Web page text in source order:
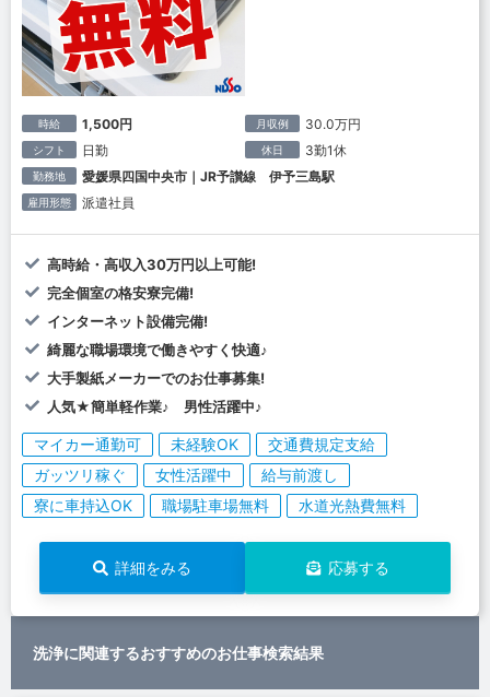
時給 1,500円 月収例 30.0万円
シフト 日勤 休日 3勤1休
勤務地 愛媛県四国中央市｜JR予讃線 伊予三島駅
雇用形態 派遣社員
高時給・高収入30万円以上可能!
完全個室の格安寮完備!
インターネット設備完備!
綺麗な職場環境で働きやすく快適♪
大手製紙メーカーでのお仕事募集!
人気★簡単軽作業♪ 男性活躍中♪
マイカー通勤可 未経験OK
交通費規定支給
ガッツリ稼ぐ
女性活躍中
給与前渡し
寮に車持込OK
職場駐車場無料 水道光熱費無料
詳細をみる 応募する
洗浄に関連するおすすめのお仕事検索結果